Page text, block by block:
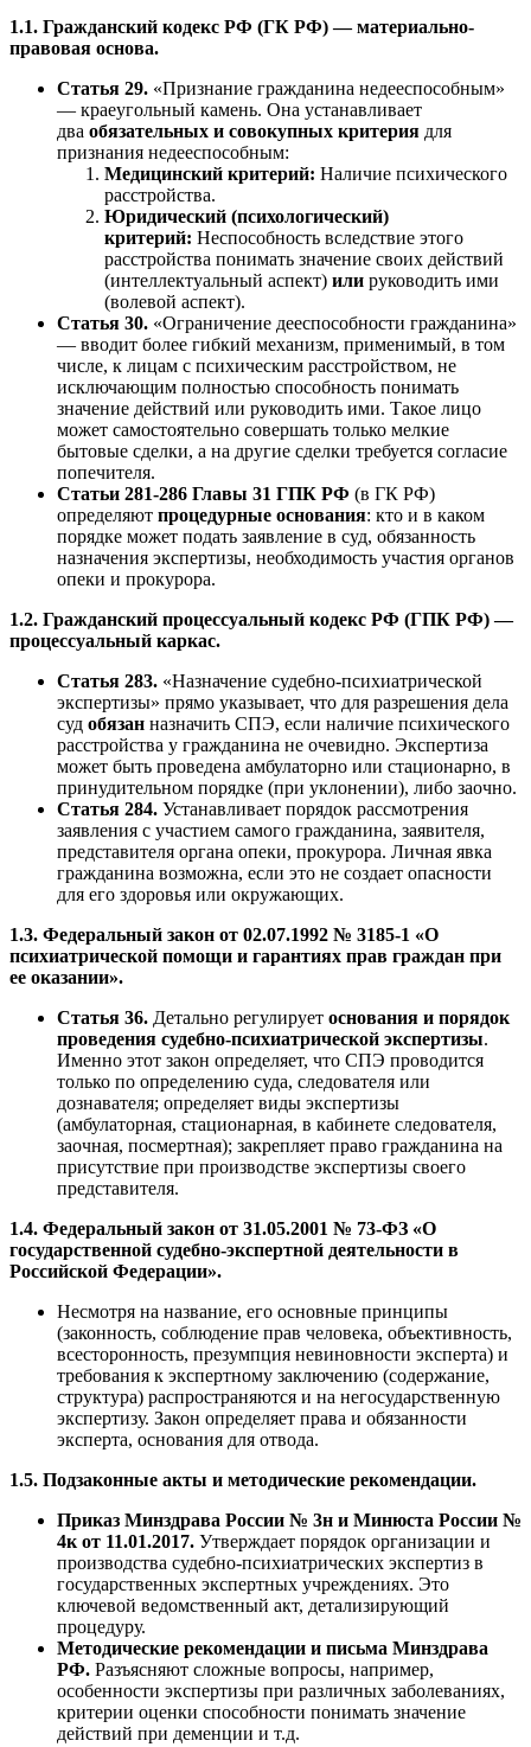
1.1. Гражданский кодекс РФ (ГК РФ) — материально-
правовая основа.
Статья 29. «Признание гражданина недееспособным»
— краеугольный камень. Она устанавливает
два обязательных и совокупных критерия для
признания недееспособным:
Медицинский критерий: Наличие психического
расстройства.
Юридический (психологический)
критерий: Неспособность вследствие этого
расстройства понимать значение своих действий
(интеллектуальный аспект) или руководить ими
(волевой аспект).
Статья 30. «Ограничение дееспособности гражданина»
— вводит более гибкий механизм, применимый, в том
числе, к лицам с психическим расстройством, не
исключающим полностью способность понимать
значение действий или руководить ими. Такое лицо
может самостоятельно совершать только мелкие
бытовые сделки, а на другие сделки требуется согласие
попечителя.
Статьи 281-286 Главы 31 ГПК РФ (в ГК РФ)
определяют процедурные основания: кто и в каком
порядке может подать заявление в суд, обязанность
назначения экспертизы, необходимость участия органов
опеки и прокурора.
1.2. Гражданский процессуальный кодекс РФ (ГПК РФ) —
процессуальный каркас.
Статья 283. «Назначение судебно-психиатрической
экспертизы» прямо указывает, что для разрешения дела
суд обязан назначить СПЭ, если наличие психического
расстройства у гражданина не очевидно. Экспертиза
может быть проведена амбулаторно или стационарно, в
принудительном порядке (при уклонении), либо заочно.
Статья 284. Устанавливает порядок рассмотрения
заявления с участием самого гражданина, заявителя,
представителя органа опеки, прокурора. Личная явка
гражданина возможна, если это не создает опасности
для его здоровья или окружающих.
1.3. Федеральный закон от 02.07.1992 № 3185-1 «О
психиатрической помощи и гарантиях прав граждан при
ее оказании».
Статья 36. Детально регулирует основания и порядок
проведения судебно-психиатрической экспертизы.
Именно этот закон определяет, что СПЭ проводится
только по определению суда, следователя или
дознавателя; определяет виды экспертизы
(амбулаторная, стационарная, в кабинете следователя,
заочная, посмертная); закрепляет право гражданина на
присутствие при производстве экспертизы своего
представителя.
1.4. Федеральный закон от 31.05.2001 № 73-ФЗ «О
государственной судебно-экспертной деятельности в
Российской Федерации».
Несмотря на название, его основные принципы
(законность, соблюдение прав человека, объективность,
всесторонность, презумпция невиновности эксперта) и
требования к экспертному заключению (содержание,
структура) распространяются и на негосударственную
экспертизу. Закон определяет права и обязанности
эксперта, основания для отвода.
1.5. Подзаконные акты и методические рекомендации.
Приказ Минздрава России № 3н и Минюста России №
4к от 11.01.2017. Утверждает порядок организации и
производства судебно-психиатрических экспертиз в
государственных экспертных учреждениях. Это
ключевой ведомственный акт, детализирующий
процедуру.
Методические рекомендации и письма Минздрава
РФ. Разъясняют сложные вопросы, например,
особенности экспертизы при различных заболеваниях,
критерии оценки способности понимать значение
действий при деменции и т.д.